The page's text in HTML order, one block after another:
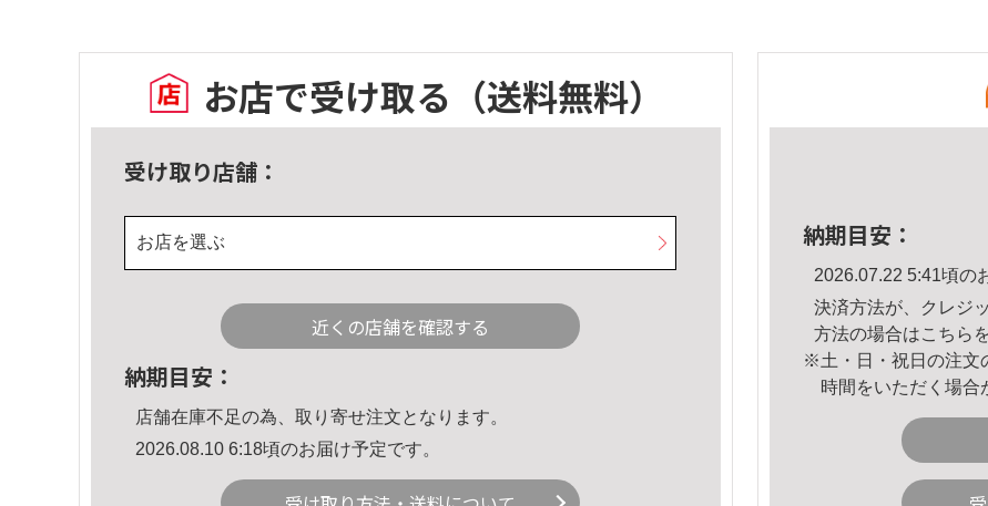
お店で受け取る （送料無料）
受け取り店舗：
お店を選ぶ
近くの店舗を確認する
納期目安：
店舗在庫不足の為、取り寄せ注文となります。
2026.08.10 6:18頃のお届け予定です。
納期目安：
2026.07.22 5:41頃の
決済方法が、クレジ
方法の場合はこちら
※土・日・祝日の注文
時間をいただく場合